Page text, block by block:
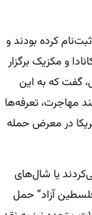
ثبت‌نام کرده بودند و
در کانادا و مکزیک برگزار
گفت که به این
مهاجرت، تعرفه‌ها
در معرض حمله
یا شال‌های
آزاد” حمل